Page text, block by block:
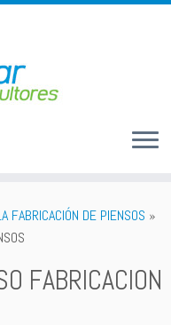
FABRICACIÓN DE PIENSOS »
FABRICACION